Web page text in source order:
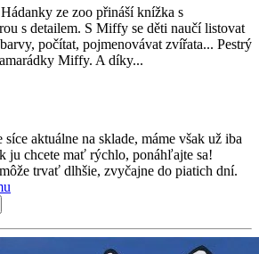
ze zoo přináší knížka s
s detailem. S Miffy se děti naučí listovat
počítat, pojmenovávat zvířata... Pestrý
Miffy. A díky...
aktuálne na sklade, máme však už iba
ju chcete mať rýchlo, ponáhľajte sa!
trvať dlhšie, zvyčajne do piatich dní.